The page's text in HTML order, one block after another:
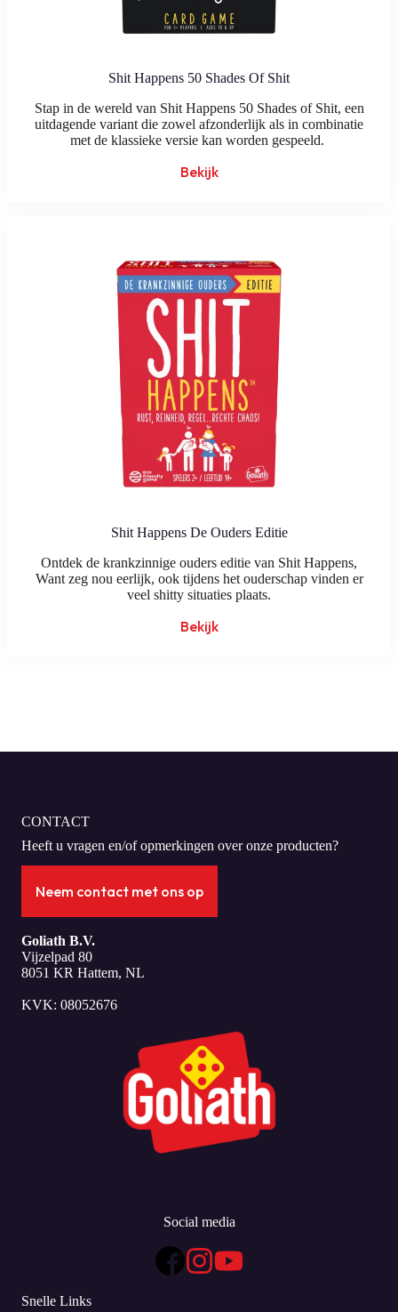
Shit Happens 50 Shades Of Shit
Stap in de wereld van Shit Happens 50 Shades of Shit, een
uitdagende variant die zowel afzonderlijk als in combinatie
met de klassieke versie kan worden gespeeld.
Bekijk
Shit Happens De Ouders Editie
Ontdek de krankzinnige ouders editie van Shit Happens,
Want zeg nou eerlijk, ook tijdens het ouderschap vinden er
veel shitty situaties plaats.
Bekijk
CONTACT
Heeft u vragen en/of opmerkingen over onze producten?
Neem contact met ons op
Goliath B.V.
Vijzelpad 80
8051 KR Hattem, NL
KVK: 08052676
Social media
Snelle Links